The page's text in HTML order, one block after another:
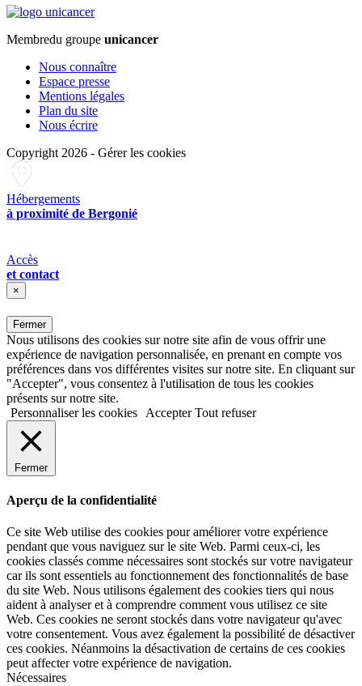
Membredu groupe unicancer
Nous connaître
Espace presse
Mentions légales
Plan du site
Nous écrire
Copyright 2026 - Gérer les cookies
Hébergements
à proximité de Bergonié
Accès
et contact
×
Fermer
Nous utilisons des cookies sur notre site afin de vous offrir une
expérience de navigation personnalisée, en prenant en compte vos
préférences dans vos différentes visites sur notre site. En cliquant sur
"Accepter", vous consentez à l'utilisation de tous les cookies
présents sur notre site.
Personnaliser les cookies
Accepter Tout refuser
Fermer
Aperçu de la confidentialité
Ce site Web utilise des cookies pour améliorer votre expérience
pendant que vous naviguez sur le site Web. Parmi ceux-ci, les
cookies classés comme nécessaires sont stockés sur votre navigateur
car ils sont essentiels au fonctionnement des fonctionnalités de base
du site Web. Nous utilisons également des cookies tiers qui nous
aident à analyser et à comprendre comment vous utilisez ce site
Web. Ces cookies ne seront stockés dans votre navigateur qu'avec
votre consentement. Vous avez également la possibilité de désactiver
ces cookies. Néanmoins la désactivation de certains de ces cookies
peut affecter votre expérience de navigation.
Nécessaires